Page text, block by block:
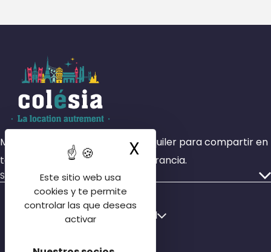
Este sitio web usa
cookies y te permite
controlar las que deseas
activar
X Ocultar la
Más de 4000 habitaciones en alquiler para compartir en
todas las zonas geográficas de Francia.
Servicios
Nuestros anuncios
Quiénes somos
Póngase en contacto con nosotros
Español
Français